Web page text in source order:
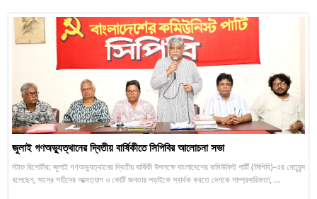
জুলাই গণঅভ্যুত্থানের দ্বিতীয় বার্ষিকীতে সিপিবির আলোচনা সভা
স্টাফ রিপোর্টার: জুলাই গণঅভ্যুত্থানের দ্বিতীয় বার্ষিকী উপলক্ষে বাংলাদেশের কমিউনিস্ট পার্টি (সিপিবি)-এর নেতৃবৃন্দ
বলেছেন, সহস্র শহীদের আত্মত্যাগ ও কোটি জনতার লড়াইকে স্বার্থক করতে দেশকে সাম্প্রদায়িকতা, ...